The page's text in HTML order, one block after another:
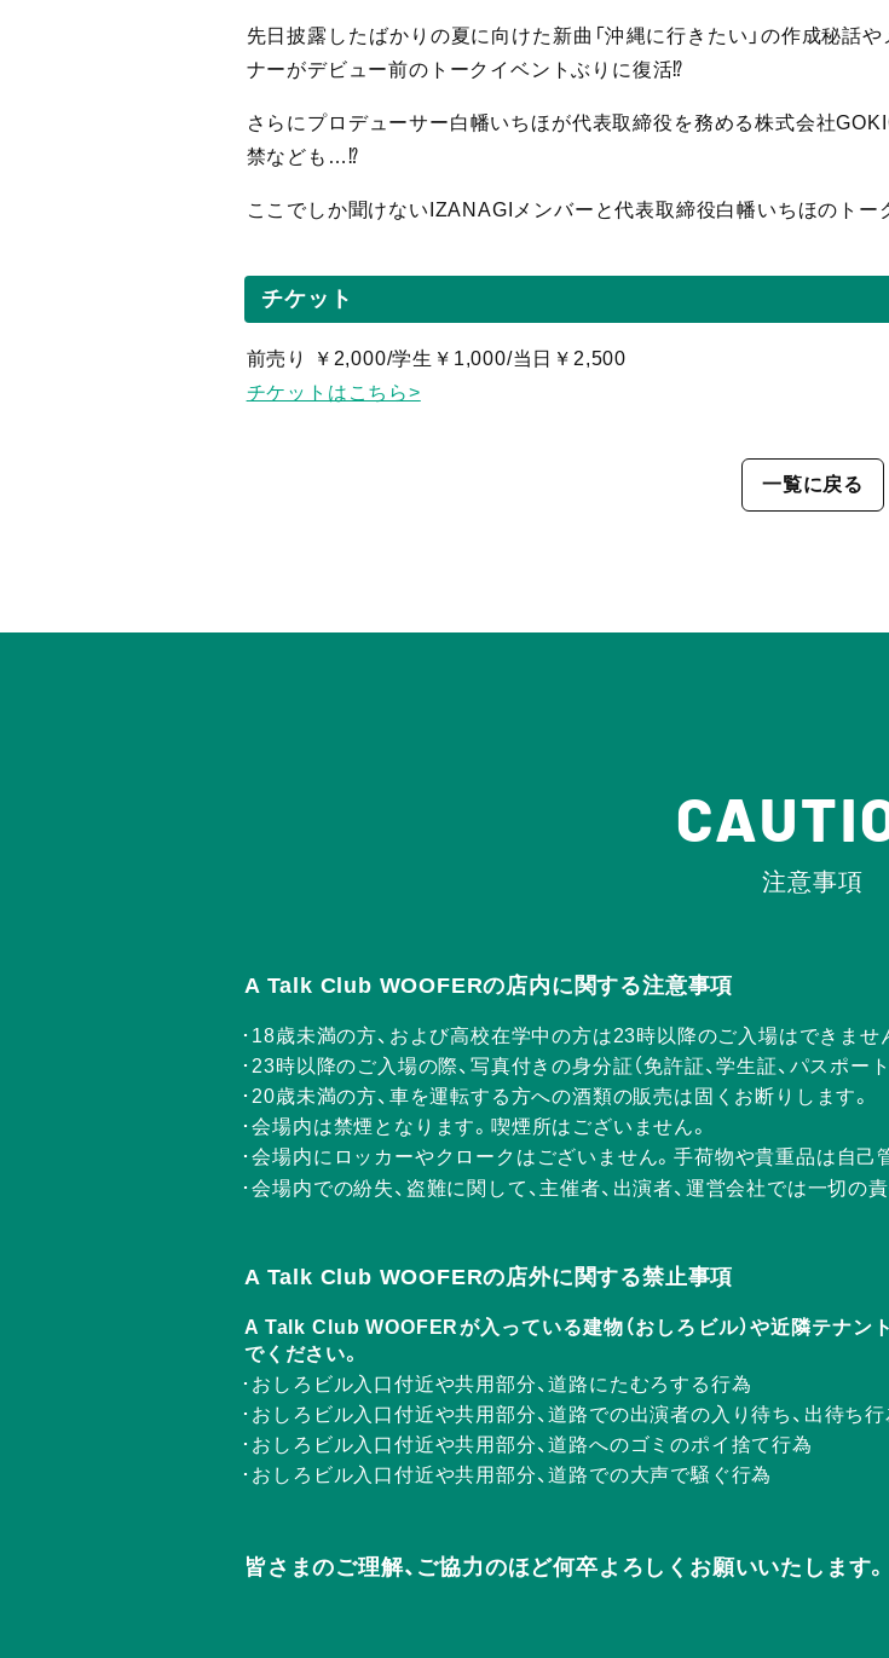
先日披露したばかりの夏に向けた新曲「沖縄に行きたい」の作成秘話
ナーがデビュー前のトークイベントぶりに復活⁉︎
さらにプロデューサー白幡いちほが代表取締役を務める株式会社
禁なども…⁉︎
ここでしか聞けないIZANAGIメンバーと代表取締役白幡いちほのトー
チケット
前売り ￥2,000/学生￥1,000/当日￥2,500
チケットはこちら>
一覧に戻る
注意事項
A Talk Club WOOFERの店内に関する注意事項
18歳未満の方、および高校在学中の方は23時以降のご入場はできませ
23時以降のご入場の際、写真付きの身分証（免許証、学生証、パスポー
20歳未満の方、車を運転する方への酒類の販売は固くお断りします。
会場内は禁煙となります。喫煙所はございません。
会場内にロッカーやクロークはございません。手荷物や貴重品は自己
会場内での紛失、盗難に関して、主催者、出演者、運営会社では一切の
A Talk Club WOOFERの店外に関する禁止事項
A Talk Club WOOFERが入っている建物（おしろビル）や近隣テナン
でください。
おしろビル入口付近や共用部分、道路にたむろする行為
おしろビル入口付近や共用部分、道路での出演者の入り待ち、出待ち行
おしろビル入口付近や共用部分、道路へのゴミのポイ捨て行為
おしろビル入口付近や共用部分、道路での大声で騒ぐ行為
皆さまのご理解、ご協力のほど何卒よろしくお願いいたします。